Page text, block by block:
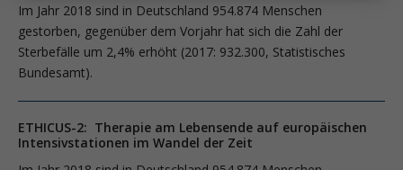
Im Jahr 2018 sind in Deutschland 954.874 Menschen
gestorben, gegenüber dem Vorjahr hat sich die Zahl der
Sterbefälle um 2,4% erhöht (2017: 932.300, Statistisches
Bundesamt).
ETHICUS-2: Therapie am Lebensende auf europäischen
Intensivstationen im Wandel der Zeit